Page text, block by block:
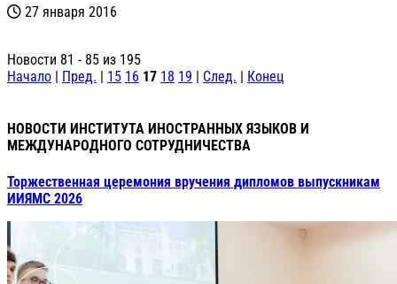
27 января 2016
Новости 81 - 85 из 195
Начало | Пред. | 15 16 17 18 19 | След. | Конец
НОВОСТИ ИНСТИТУТА ИНОСТРАННЫХ ЯЗЫКОВ И
МЕЖДУНАРОДНОГО СОТРУДНИЧЕСТВА
Торжественная церемония вручения дипломов выпускникам
ИИЯМС 2026